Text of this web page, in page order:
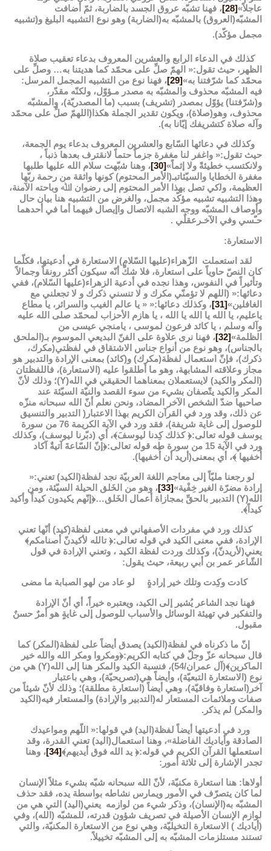
عاجلاً»[28]
، فهنا تشبّه عروق الجسد بالضاربة، ثمّ أضافت
المشبّه(العروق) بالمشبّه به(الضاربة) ﻭﻫﻮ ﻧﻮﻉ ﺍﻟﺘﺸﺒﻴﻪ ﺍﻟﺒﻠﻴﻎ و(ﺗﺸﺒﻴﻪ
ﳎﻤﻞ مؤكّد).
كذلك في الدعاء الرابع والعشرين المعروف بدعاء تعقيب صلاة
الظهر، حيث تقول:« الهمّ صلِّ على محمّد كما هديتنا به… وصلِّ على
محمّد كما شرّفتنا به»[29]
، ﻓﻬﻨﺎ ﻧﻮﻉ ﻣﻦ ﺍﻟﺘﺸﺒﻴﻪ ﺍﻟﻤﺠﻤﻞ ﺍلمرﺳﻞ:
ﻓﻴﻪ ﺍلمشبّه محذﻭﻑ ﻭﺍلمشبّه ﺑﻪ مصدر ﻣـﺆﻭّﻝ، ولكنّه مقدّر،
و(شرّفتنا) يؤوّل بمصدر (تشريف) بسبب (ما المصدريّة)، والمشبّه
محذوف، وهو(صلاة)، ويكون تقدير الجملة هكذا(اللهمّ صلِّ على محمّد
وآله صلاة كتشريفك إيّانا به).
وكذلك في دعائها السّابع والعشرين المعروف بدعاء يوم الجمعة،
حيث تقول:« واغفر لنا مغفرة جزماً حتماً لانقترف بعدها ذنباً ،
ولانكتسب خطيئةً ولا إثماً»[30]
، ﻭﻫﻨﺎ ﺷبّهت سلام الله عليها طلبها
ﻣﻐﻔﺮﺓ الخطايا ﻭالسيّئاتبـ(الأمر المحتوم) كونها واثقة من رحمة ربّها
العظيمة، وﻟكي تصل بهذا الأمر المحتوم إﻟﯽ ﺭﺿﻮﺍﻥ ﺍﷲ ﻭﺑﺎﺣﺘﻪ ﺍلآﻣﻨﺔ،
ﻭﻫذا ﺍﻟﺘﺸﺒﻴﻪ تشبيه مؤكّد مجمل، ﻭﺍﻟﻐﺮﺽ ﻣﻦ ﺍﻟﺘﺸﺒﻴﻪ ﻫﻨﺎ ﺑﻴﺎﻥ ﺣﺎﻝ
ﻭﺃﻭﺻﺎﻑ ﺍلمشبّه ﻭﻭﺟﻪ ﺍﻟﺸﺒﻪ ﺍﻻﺗﺼﺎﻝ ﻭﺍإﻳﺼﺎﻝ ﻓﻴﻬﻤﺎ ﺃﻣﺎ في ﺃﺣﺪهما
ﺣـّﺴﻲ ﻭفي ﺍﻵﺧـﺮﻋﻘﻠٌﻲ .
الاستعارة:
لقد استعملت الزّهراء(عليها السّلام) الاستعارة في أدعيتها، فكلّما
كان النصّ حاوياً على استعارة، فلا شكَّ أنّه سيكون أكثر رونقاً وجمالاً
وتأثيراً في النفوس، وهذا نجده في أدعية الزهراء(عليها السّلام)، ففي
دعائها:« (اللهم لا تؤمنّي مكرك و لا تنسني ذكرك و لا تجعلني مع
الغافلين»[31]
، وكذلك دعائها:« « يا عالم الغيب والسرائر، يا مطاع
ياعليم، يا الله يا الله يا الله ، يا هازم الأحزاب لمحمّد صلى الله عليه
وآله وسلم ، يا كائد فرعون لموسى ، يامنجي عيسى من
الظلمة»[32]
، فهنا نرى علاوة على الفنّ البديعي الموسوم بـ(الملحق
بالجناس)، وهو نوع من أنواع جناس الاشتقاق في لفظتي(مكرك،
ذكرك)، فإنّ استعمال لفظة(مكرك) و(كائد) بمعنى الإرادة والتدبير هو
مجاز وعلاقته المشابهة، وهو ما أطلقوا عليه (الاستعارة)، فاللفظتان
(المكر والكيد) لايستعملان بمعناهما الحقيقي في الله(Y)؛ وذلك لأنّ
المكر والكيد يتّصفان بشيء من سوء القصد والنيّة السيّئة عند
صاحبها ضدّ الشخص الآخر المضاد، ونحن نعلم أنّ الله سبحانه منزّه
عن ذلك، وقد ورد في القرآن الكريم بهذا الاعتبار( التدبير والتنسيق
للوصول إلى غاية شريفة)، فقد ورد في الآية الكريمة 76 من سورة
يوسف قوله تعالى:﴿ كذلك كِدنا ليوسفَ﴾، أي (دبّرنا ليوسف)، وكذلك
ورد في الآية 15 من سورة طه قوله تعالى:﴿إنّ السّاعةَ آتيةٌ آكاد
أُخفيها ﴾، أي بمعنى(أريد أن أُخفيها).
لو رجعنا مليّاً إلى معاجم اللغة العربيّة نجد لفظة(الكيد) تعني:«
إرادة مضرّة الغير خِفْية»[33]
، وهو من الخَلق الحيلة السيّئة، ومن
الله(Y) التدبير بالحقِّ بمجازاة أعمال الخَلق…﴿إنّهم يكيدون كيداً وأكيد
كيداً﴾.
كذلك ورد في مفردات الأصفهاني في معنى لفظة(كيد) أنّها تعني
الإرادة، ففي معنى الكيد في قوله تعالى:﴿ تالله لأكيدنّ أصنامكم﴾
يعني(لأريدنّ)، وكذلك وردت لفظة الكيد ، وتعني الإرادة في قول
الشّاعر عمر بن أبي ربيعة، حيث يقول:
كادت وكِدت وتلك خير إرادةٍ لو عاد من لهو الصبابة ما مضى
فهنا نجد الشاعر يُشير إلى الكيد، ويعتبره خيراً، أي أنّ الإرادة
والتفكير في تهيئة الوسائل والأسباب للوصول إلى غايةٍ هو أمرٌ حسنٌ
مقبول.
إنّ ما ذكرناه في لفظة(الكيد) يصدق أيضاً على لفظة(المكر) كما
قال سبحانه عزّ وجلّ في كتابه الكريم:﴿ومكروا ومكر الله والله خير
الماكرين﴾(آل عمران/54)، فنسبة الكيد والمكر هنا إلى الله(Y) هي من
نوع (الاستعارة التبعيّة)، وأيضاً هي(تصريحيّة)، وهي باعتبار
آخر(استعارة وفاقيّة)، وهي أيضاً (استعارة مطلقة)؛ وذلك لأنّ شيئاً من
صفات وملائمات المستعار له(التدبير والإرادة) والمستعار فيه(الكيد
والمكر) لم يذكر.
ورد في أدعيتها أيضاً لفظة(اليد) في قولها:« اللّهم ومواعيدك
الصادقة وأياديك الفاضلة»، وهنا استعمال(اليد) تعني القدرة، وقد
استعملها القرآن الكريم في قوله:﴿ يد الله فوق أيديهم﴾[34]
، وهنا
تجدر الإشارة إلى ثلاثة أمور:
أولاها: هنا استعارة مكنيّة، لأنّ الله سبحانه شبّه بشيء مثلاً الإنسان
لما كان يتصرّف في الأمور ويمارس نشاطه بواسطة يده، فقد حذف
المشبّه به(الإنسان)، وذكر شيء من لوازمه يعني(اليد) التي هي من
لوازم الإنسان الأصيلة في تصريف شؤون قدرته، للمشبّه (الله)، وفي
(أياديك ) الاستعارة التخيليّة، وهي نوع من الاستعارة المكنيّة، والتي
تستند مستلزمات المشبّه به إلى المشبّه تخييلاً.